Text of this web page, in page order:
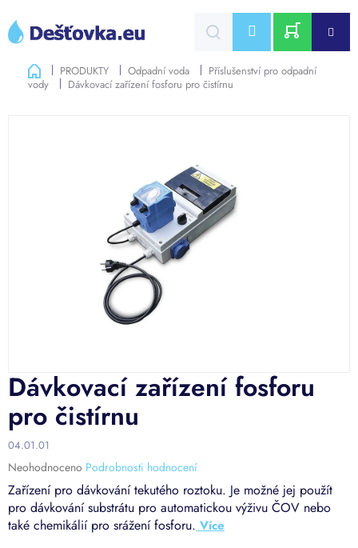
obsah
CZK
NÁKUPNÍ
DomůPRODUKTY Odpadní voda
Příslušenství pro odpadní
vody
Dávkovací zařízení fosforu pro čistírnu
Zařízení pro dávkování tekutého roztoku. Je možné jej použít
pro dávkování substrátu pro automatickou výživu ČOV nebo
také chemikálií pro srážení fosforu.
Dávkovací zařízení fosforu
pro čistírnu
04.01.01
Průměrné
hodnocení
produktu
je
0,0
Neohodnoceno Podrobnosti hodnocení